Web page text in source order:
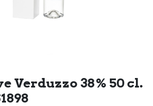
Verduzzo 38% 50 cl.